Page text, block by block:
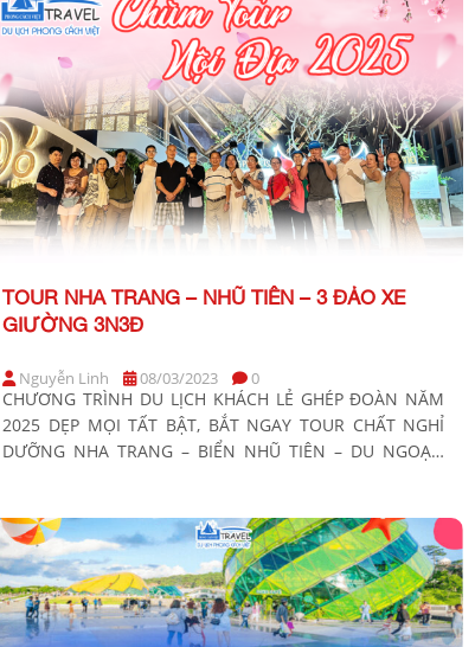
TOUR NHA TRANG – NHŨ TIÊN – 3 ĐẢO XE
GIƯỜNG 3N3Đ
Nguyễn Linh 08/03/2023 0
CHƯƠNG TRÌNH DU LỊCH KHÁCH LẺ GHÉP ĐOÀN NĂM
2025 DẸP MỌI TẤT BẬT, BẮT NGAY TOUR CHẤT NGHỈ
DƯỠNG NHA TRANG – BIỂN NHŨ TIÊN – DU NGOẠN
BẢNG GIÁ TOUR KHỞI HÀNH […]